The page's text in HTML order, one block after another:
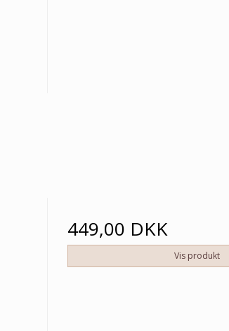
449,00 DKK
Vis produkt